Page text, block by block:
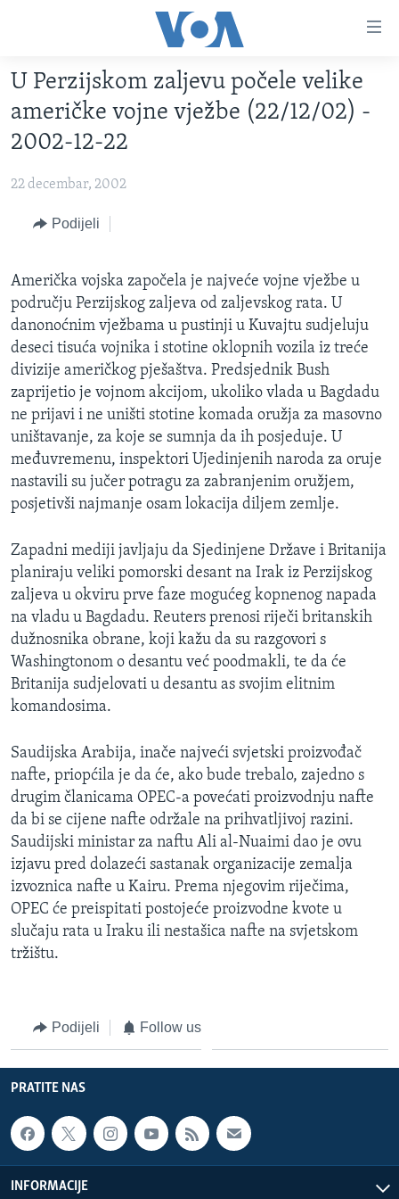
glavni
sadržaj
Pređi
na
glavnu
TV PROGRAM
VIJESTI
SJEDINJENE AMERIČKE DRŽAVE
SVIJET
NAUKA I TEHNOLOGIJA
KORUPCIJA
SLOBODA MEDIJA
ŽENSKA STRANA
IZBJEGLIČKA STRANA
MAGAZIN
O GLASU AMERIKE
Learning English
PRATITE NAS
Jezici
U Perzijskom zaljevu počele velike
američke vojne vježbe (22/12/02) -
2002-12-22
22 decembar, 2002
Podijeli
Američka vojska započela je najveće vojne vježbe u
području Perzijskog zaljeva od zaljevskog rata. U
danonoćnim vježbama u pustinji u Kuvajtu sudjeluju
deseci tisuća vojnika i stotine oklopnih vozila iz treće
divizije američkog pješaštva. Predsjednik Bush
zaprijetio je vojnom akcijom, ukoliko vlada u Bagdadu
ne prijavi i ne uništi stotine komada oružja za masovno
uništavanje, za koje se sumnja da ih posjeduje. U
međuvremenu, inspektori Ujedinjenih naroda za oruje
nastavili su jučer potragu za zabranjenim oružjem,
posjetivši najmanje osam lokacija diljem zemlje.
Zapadni mediji javljaju da Sjedinjene Države i Britanija
planiraju veliki pomorski desant na Irak iz Perzijskog
zaljeva u okviru prve faze mogućeg kopnenog napada
na vladu u Bagdadu. Reuters prenosi riječi britanskih
dužnosnika obrane, koji kažu da su razgovori s
Washingtonom o desantu već poodmakli, te da će
Britanija sudjelovati u desantu as svojim elitnim
komandosima.
Saudijska Arabija, inače najveći svjetski proizvođač
nafte, priopćila je da će, ako bude trebalo, zajedno s
drugim članicama OPEC-a povećati proizvodnju nafte
da bi se cijene nafte održale na prihvatljivoj razini.
Saudijski ministar za naftu Ali al-Nuaimi dao je ovu
izjavu pred dolazeći sastanak organizacije zemalja
izvoznica nafte u Kairu. Prema njegovim riječima,
OPEC će preispitati postojeće proizvodne kvote u
slučaju rata u Iraku ili nestašica nafte na svjetskom
tržištu.
Podijeli Follow us
PRATITE NAS
INFORMACIJE